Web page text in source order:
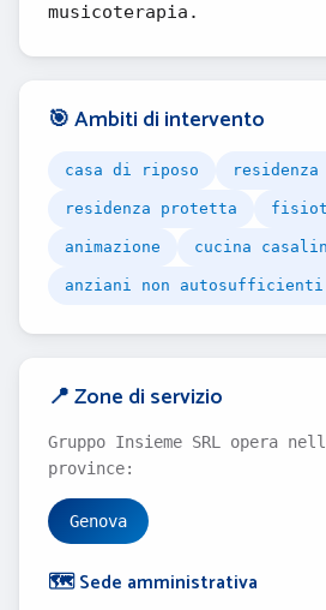
musicoterapia.
🎯 Ambiti di intervento
casa di riposo
residenza protetta
animazione cucina
anziani non
📍 Zone di servizio
Gruppo Insieme SRL opera
province:
Genova
🗺️ Sede amministrativa